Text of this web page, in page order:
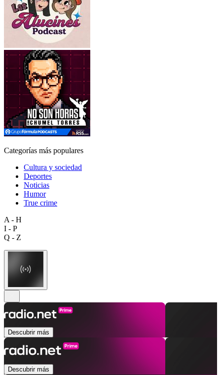
Categorías más populares
Cultura y sociedad
Deportes
Noticias
Humor
True crime
A - H
I - P
Q - Z
Descubrir más
Descubrir más